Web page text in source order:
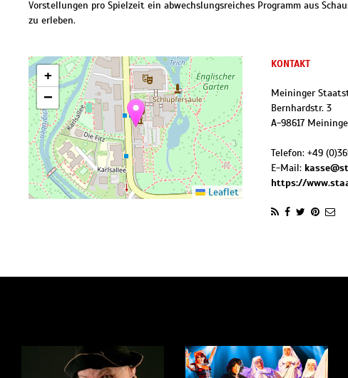
Vorstellungen pro Spielzeit ein abwechslungsreiches Programm aus
zu erleben.
+
−
Leaflet
KONTAKT
Meininger
Bernhardstr. 3
A-98617
Telefon: +49
E-Mail:
https://